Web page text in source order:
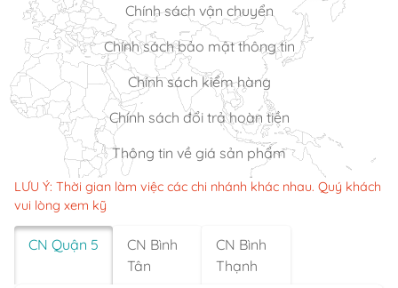
Chính sách vận chuyển
Chính sách bảo mật thông tin
Chính sách kiểm hàng
Chính sách đổi trả hoàn tiền
Thông tin về giá sản phẩm
LƯU Ý: Thời gian làm việc các chi nhánh khác nhau. Quý khách
vui lòng xem kỹ
CN Quận 5
CN Bình
Tân
CN Bình
Thạnh